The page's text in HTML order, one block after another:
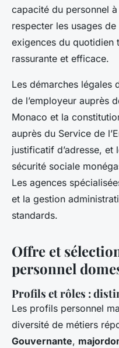
capacité du personnel
respecter les usages
exigences du quotidien
rassurante et efficace.
Les démarches légales
de l’employeur auprès
Monaco et la
auprès du Service de
justificatif d’adresse, et
sécurité sociale
Les agences
et la gestion
standards.
Offre et
personnel
Profils et rôles :
Les profils personnel
diversité de métiers
Gouvernante,